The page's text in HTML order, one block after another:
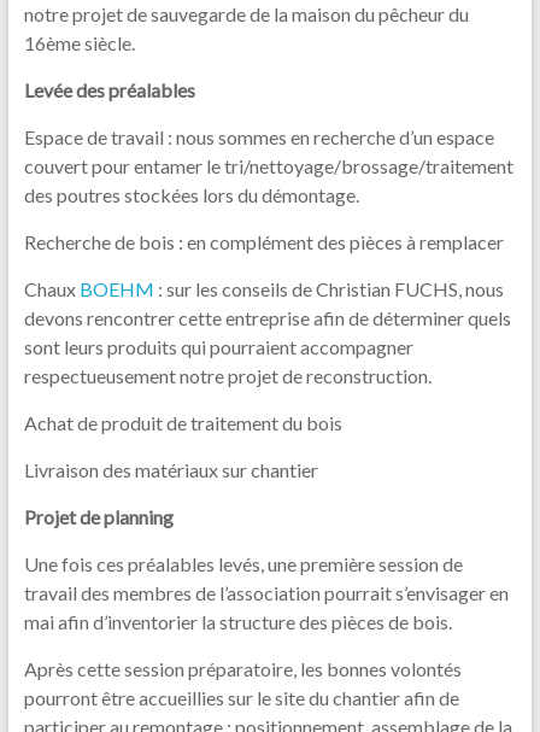
notre projet de sauvegarde de la maison du pêcheur du
16ème siècle.
Levée des préalables
Espace de travail : nous sommes en recherche d’un espace
couvert pour entamer le tri/nettoyage/brossage/traitement
des poutres stockées lors du démontage.
Recherche de bois : en complément des pièces à remplacer
Chaux BOEHM : sur les conseils de Christian FUCHS, nous
devons rencontrer cette entreprise afin de déterminer quels
sont leurs produits qui pourraient accompagner
respectueusement notre projet de reconstruction.
Achat de produit de traitement du bois
Livraison des matériaux sur chantier
Projet de planning
Une fois ces préalables levés, une première session de
travail des membres de l’association pourrait s’envisager en
mai afin d’inventorier la structure des pièces de bois.
Après cette session préparatoire, les bonnes volontés
pourront être accueillies sur le site du chantier afin de
participer au remontage : positionnement, assemblage de la